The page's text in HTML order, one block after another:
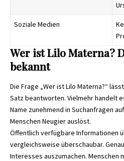
Soziale Medien
Wer ist Lilo Materna?
bekannt
Die Frage „Wer ist Lilo Materna?“
Satz beantworten. Vielmehr handelt
Name zunehmend in Suchanfragen
Menschen Neugier auslöst.
Öffentlich verfügbare Informationen
vergleichsweise überschaubar.
Interesses auszumachen. Menschen